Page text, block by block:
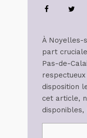
À Noyelles-
part
Pas-de-
disposition
cet article,